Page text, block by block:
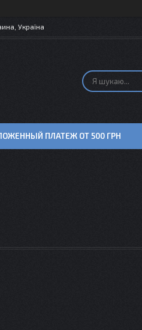
Україна
ПЛАТЕЖ ОТ 500 ГРН